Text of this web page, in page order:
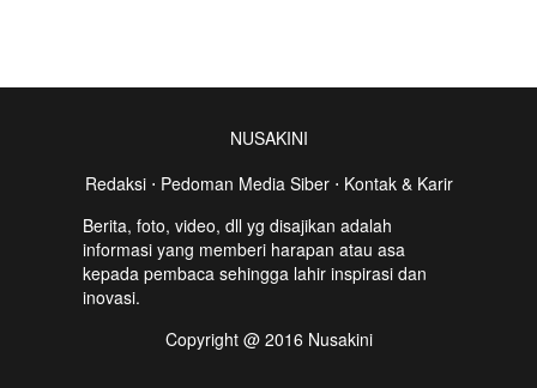
NUSAKINI
Redaksi⋅ Pedoman Media Siber⋅ Kontak & Karir
Berita, foto, video, dll yg disajikan adalah
informasi yang memberi harapan atau asa
kepada pembaca sehingga lahir inspirasi dan
inovasi.
Copyright @ 2016 Nusakini